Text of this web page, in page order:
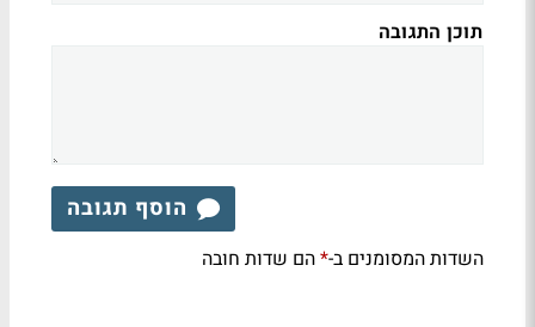
תוכן התגובה
הוסף תגובה
השדות המסומנים ב-*הם שדות חובה